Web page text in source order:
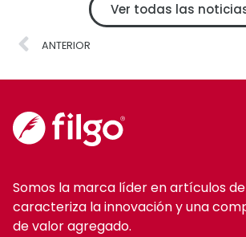
Ver todas las
ANTERIOR
Somos la marca líder en artículos
caracteriza la innovación y una
de valor agregado.